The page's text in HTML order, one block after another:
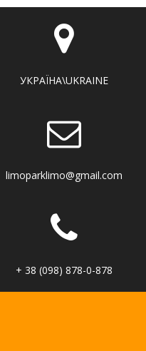
УКРАЇНА\UKRAINE
limoparklimo@gmail.com
+ 38 (098) 878-0-878